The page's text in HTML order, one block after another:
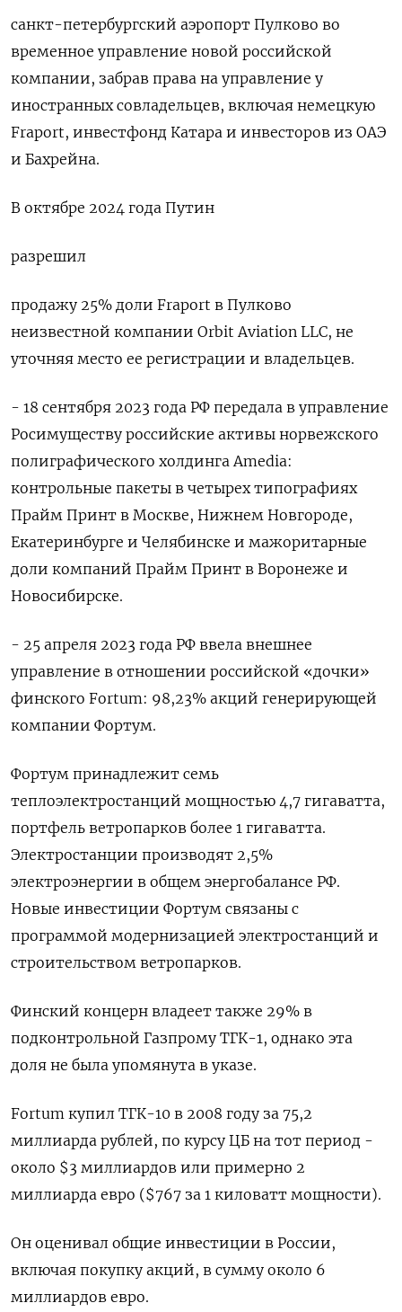
санкт-петербургский аэропорт Пулково во
временное управление новой российской
компании, забрав права на управление у
иностранных совладельцев, включая немецкую
Fraport, инвестфонд Катара и инвесторов из ОАЭ
и Бахрейна.
В октябре 2024 года Путин
разрешил
продажу 25% доли Fraport в Пулково
неизвестной компании Orbit Aviation LLC, не
уточняя место ее регистрации и владельцев.
- 18 сентября 2023 года РФ передала в управление
Росимуществу российские активы норвежского
полиграфического холдинга Amedia:
контрольные пакеты в четырех типографиях
Прайм Принт в Москве, Нижнем Новгороде,
Екатеринбурге и Челябинске и мажоритарные
доли компаний Прайм Принт в Воронеже и
Новосибирске.
- 25 апреля 2023 года РФ ввела внешнее
управление в отношении российской «дочки»
финского Fortum: 98,23% акций генерирующей
компании Фортум.
Фортум принадлежит семь
теплоэлектростанций мощностью 4,7 гигаватта,
портфель ветропарков более 1 гигаватта.
Электростанции производят 2,5%
электроэнергии в общем энергобалансе РФ.
Новые инвестиции Фортум связаны с
программой модернизацией электростанций и
строительством ветропарков.
Финский концерн владеет также 29% в
подконтрольной Газпрому ТГК-1, однако эта
доля не была упомянута в указе.
Fortum купил ТГК-10 в 2008 году за 75,2
миллиарда рублей, по курсу ЦБ на тот период -
около $3 миллиардов или примерно 2
миллиарда евро ($767 за 1 киловатт мощности).
Он оценивал общие инвестиции в России,
включая покупку акций, в сумму около 6
миллиардов евро.